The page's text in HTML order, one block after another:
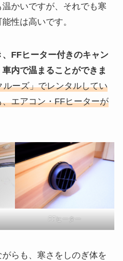
かいですが、それでも寒
性は高いです。
FFヒーター付きのキャン
内で温まることができま
ルーズ」でレンタルしてい
エアコン・FFヒーターが
FFヒーター
らも、寒さをしのぎ体を